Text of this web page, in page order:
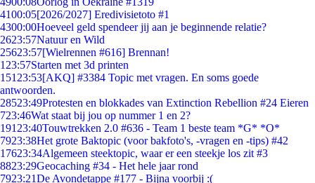
4100:05[2026/2027] Eredivisietoto #1
4300:00Hoeveel geld spendeer jij aan je beginnende relatie?
2623:57Natuur en Wild
25623:57[Wielrennen #616] Brennan!
1 23:57Starten met 3d printen
151 23:53[AKQ] #3384 Topic met vragen. En soms goede
antwoorden.
28523:49Protesten en blokkades van Extinction Rebellion #24 Eieren
723:46Wat staat bij jou op nummer 1 en 2?
191 23:40Touwtrekken 2.0 #636 - Team 1 beste team *G* *O*
7923:38Het grote Baktopic (voor bakfoto's, -vragen en -tips) #42
17623:34Algemeen steektopic, waar er een steekje los zit #3
8823:29Geocaching #34 - Het hele jaar rond
7923:21De Avondetappe #177 - Bijna voorbij :(